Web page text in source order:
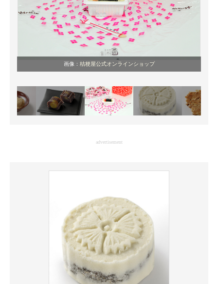
画像： 桔梗屋公式オンラインショップ
advertisement